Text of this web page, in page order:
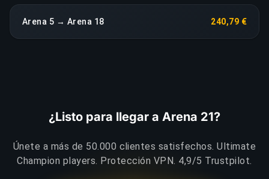
Arena 5 → Arena 18 240,79 €
¿Listo para llegar a Arena 21?
Únete a más de 50.000 clientes satisfechos. Ultimate
Champion players. Protección VPN. 4,9/5 Trustpilot.